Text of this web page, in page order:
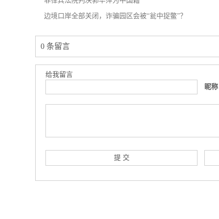
边境口岸全部关闭，诈骗园区会被“瓮中捉鳖”？
0 条留言
给我留言
昵